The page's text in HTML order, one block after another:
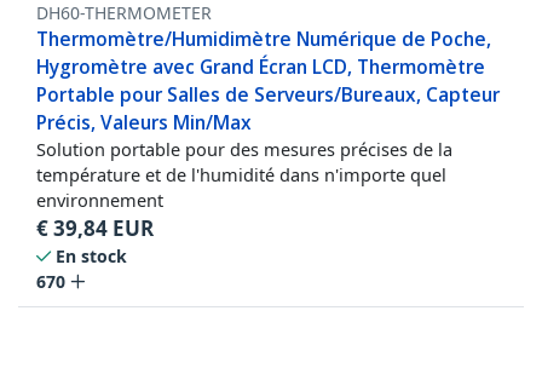
DH60-THERMOMETER
Thermomètre/Humidimètre Numérique de Poche,
Hygromètre avec Grand Écran LCD, Thermomètre
Portable pour Salles de Serveurs/Bureaux, Capteur
Précis, Valeurs Min/Max
Solution portable pour des mesures précises de la
température et de l'humidité dans n'importe quel
environnement
€39,84 EUR
En stock
670